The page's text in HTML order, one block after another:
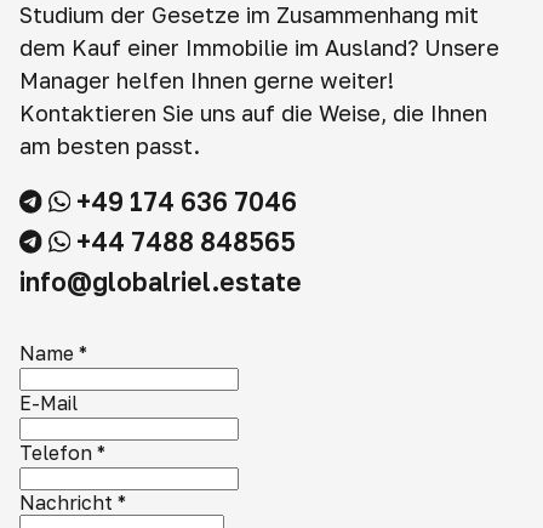
Studium der Gesetze im Zusammenhang mit
dem Kauf einer Immobilie im Ausland? Unsere
Manager helfen Ihnen gerne weiter!
Kontaktieren Sie uns auf die Weise, die Ihnen
am besten passt.
+49 174 636 7046
+44 7488 848565
info@globalriel.estate
Name *
E-Mail
Telefon *
Nachricht *